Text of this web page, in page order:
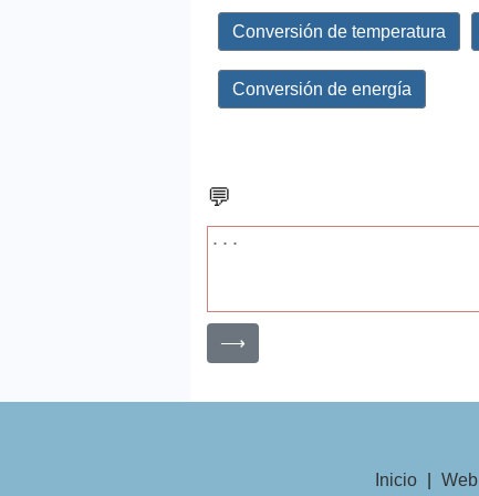
Conversión de temperatura
Conversión de energía
💬
⟶
Inicio Web